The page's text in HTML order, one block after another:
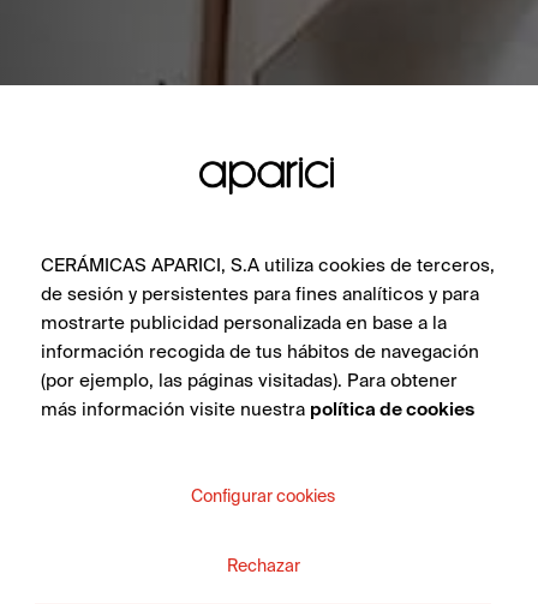
CERÁMICAS APARICI, S.A utiliza cookies de terceros,
de sesión y persistentes para fines analíticos y para
mostrarte publicidad personalizada en base a la
información recogida de tus hábitos de navegación
(por ejemplo, las páginas visitadas). Para obtener
más información visite nuestra política de cookies
Configurar cookies
Rechazar